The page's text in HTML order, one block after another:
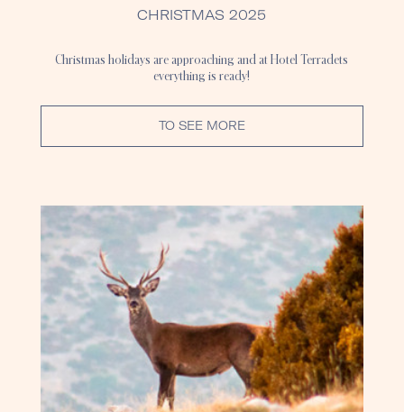
CHRISTMAS 2025
Christmas holidays are approaching and at Hotel Terradets
everything is ready!
TO SEE MORE